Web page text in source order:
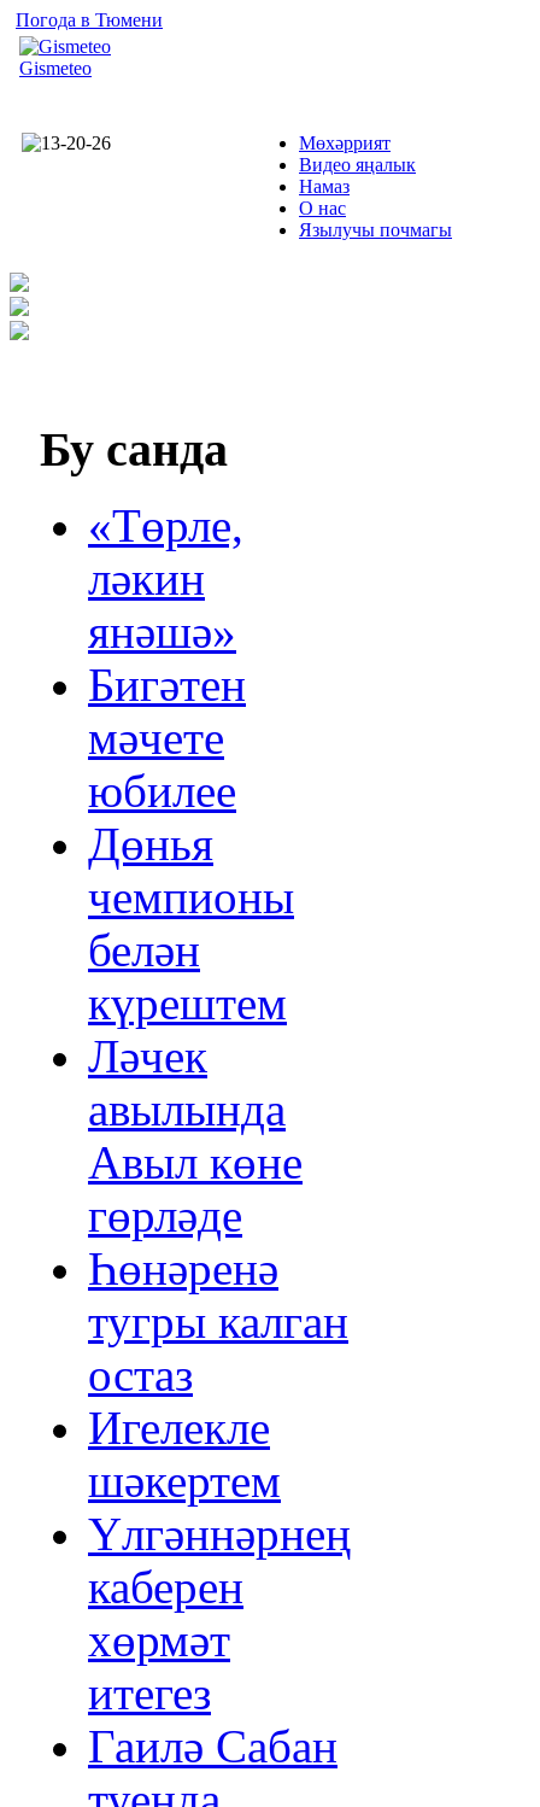
Погода в Тюмени
Gismeteo
Мөхәррият
Видео яңалык
Намаз
О нас
Язылучы почмагы
Бу санда
«Төрле,
ләкин
янәшә»
Бигәтен
мәчете
юбилее
Дөнья
чемпионы
белән
күрештем
Ләчек
авылында
Авыл көне
гөрләде
Һөнәренә
тугры калган
остаз
Игелекле
шәкертем
Үлгәннәрнең
каберен
хөрмәт
итегез
Гаилә Сабан